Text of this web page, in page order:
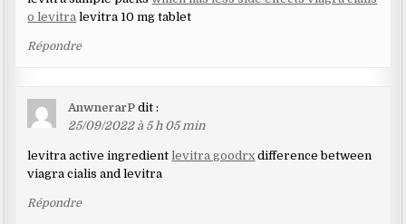
o levitra levitra 10 mg tablet
Répondre
AnwnerarP dit :
25/09/2022 à 5 h 05 min
levitra active ingredient levitra goodrx difference between
viagra cialis and levitra
Répondre